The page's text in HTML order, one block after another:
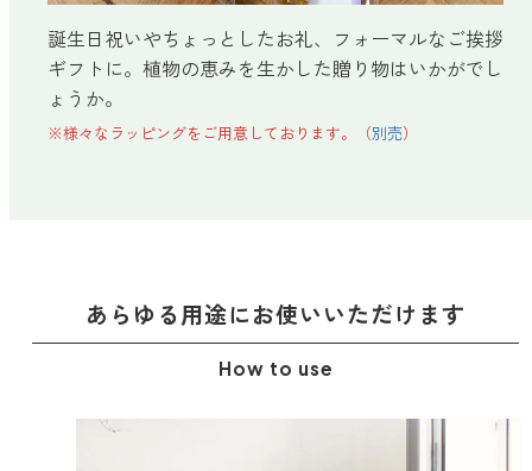
誕生日祝いやちょっとしたお礼、フォーマルなご挨拶
ギフトに。植物の恵みを生かした贈り物はいかがでし
ょうか。
※様々なラッピングをご用意しております。（別売）
あらゆる用途に お使いいただけます
How to use